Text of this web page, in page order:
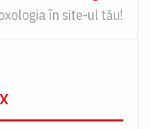
în site-ul tău!